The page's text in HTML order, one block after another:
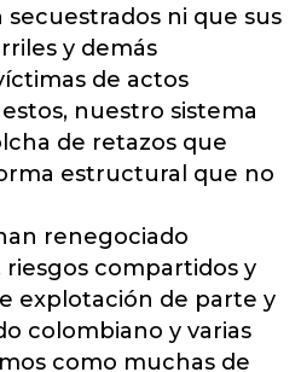
ni que sus
y demás
de actos
nuestro sistema
de retazos que
estructural que no
renegociado
riesgos compartidos y
explotación de parte y
colombiano y varias
como muchas de